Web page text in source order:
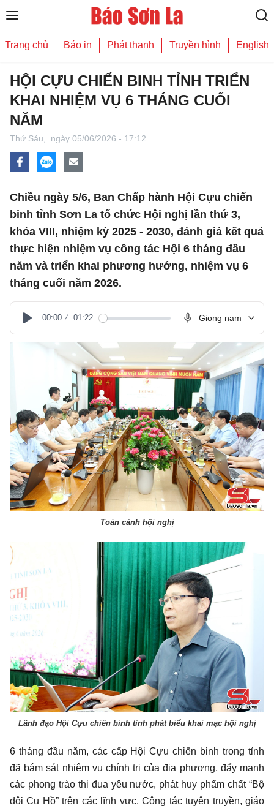
Trang chủ Báo in Phát thanh Truyền hình English
HỘI CỰU CHIẾN BINH TỈNH TRIỂN
KHAI NHIỆM VỤ 6 THÁNG CUỐI
NĂM
Thứ Sáu, ngày 05/06/2026 - 17:12
Chiều ngày 5/6, Ban Chấp hành Hội Cựu chiến
binh tỉnh Sơn La tổ chức Hội nghị lần thứ 3,
khóa VIII, nhiệm kỳ 2025 - 2030, đánh giá kết quả
thực hiện nhiệm vụ công tác Hội 6 tháng đầu
năm và triển khai phương hướng, nhiệm vụ 6
tháng cuối năm 2026.
Play
00:00 01:22 Giọng nam
Toàn cảnh hội nghị
Lãnh đạo Hội Cựu chiến binh tỉnh phát biểu khai mạc hội nghị
6 tháng đầu năm, các cấp Hội Cựu chiến binh trong tỉnh
đã bám sát nhiệm vụ chính trị của địa phương, đẩy mạnh
các phong trào thi đua yêu nước, phát huy phẩm chất “Bộ
đội Cụ Hồ” trên các lĩnh vực. Công tác tuyên truyền, giáo